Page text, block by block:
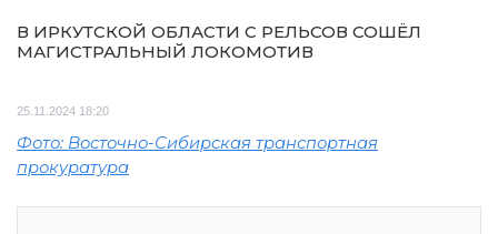
В ИРКУТСКОЙ ОБЛАСТИ С РЕЛЬСОВ СОШЁЛ
МАГИСТРАЛЬНЫЙ ЛОКОМОТИВ
25.11.2024 18:20
Фото: Восточно-Сибирская транспортная
прокуратура